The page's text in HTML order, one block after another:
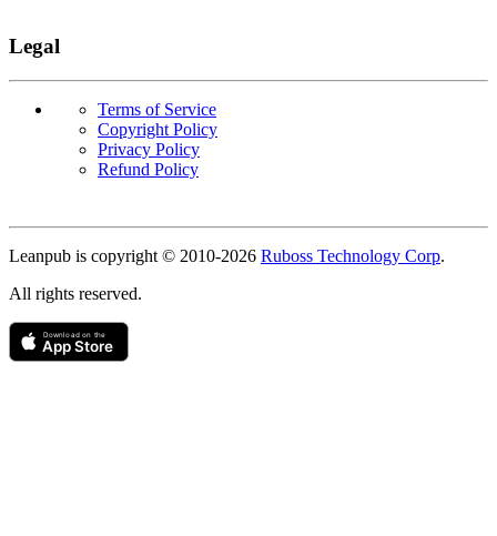
Legal
Terms of Service
Copyright Policy
Privacy Policy
Refund Policy
Copyright
Leanpub is copyright © 2010-2026 Ruboss Technology Corp.
All rights reserved.